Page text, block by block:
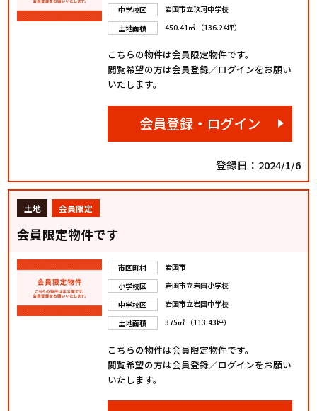
中学校区
岩国市立玖珂中学校
土地面積
450.41㎡ （136.24坪）
こちらの物件は会員限定物件です。
閲覧希望の方は会員登録／ログインをお願い
いたします。
会員登録・ログイン
登録日：2024/1/6
土地 会員限定
会員限定物件です
市区町村
岩国市
小学校区
岩国市立岩国小学校
中学校区
岩国市立岩国中学校
土地面積
375㎡ （113.43坪）
こちらの物件は会員限定物件です。
閲覧希望の方は会員登録／ログインをお願い
いたします。